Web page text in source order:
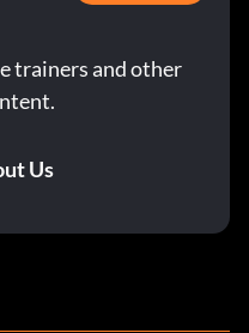
trainers and other
Us